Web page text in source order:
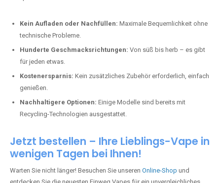
Kein Aufladen oder Nachfüllen: Maximale Bequemlichkeit ohne
technische Probleme.
Hunderte Geschmacksrichtungen: Von süß bis herb – es gibt
für jeden etwas.
Kostenersparnis: Kein zusätzliches Zubehör erforderlich, einfach
genießen.
Nachhaltigere Optionen: Einige Modelle sind bereits mit
Recycling-Technologien ausgestattet.
Jetzt bestellen – Ihre Lieblings-Vape in
wenigen Tagen bei Ihnen!
Warten Sie nicht länger! Besuchen Sie unseren Online-Shop und